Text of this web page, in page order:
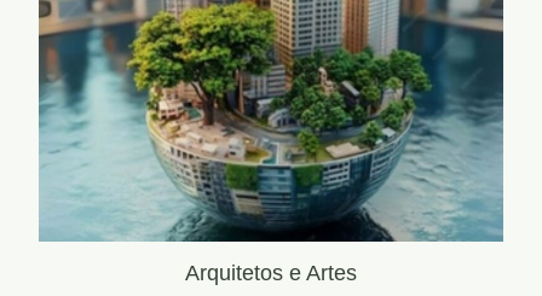
Arquitetos e Artes